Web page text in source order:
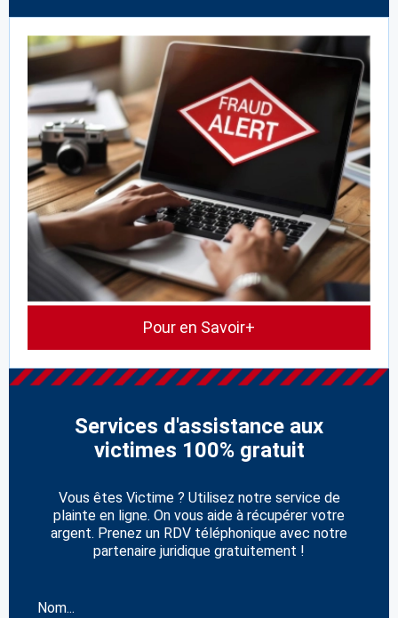
Pour en Savoir+
Services d'assistance aux
victimes 100% gratuit
Vous êtes Victime ? Utilisez notre service de
plainte en ligne. On vous aide à récupérer votre
argent. Prenez un RDV téléphonique avec notre
partenaire juridique gratuitement !